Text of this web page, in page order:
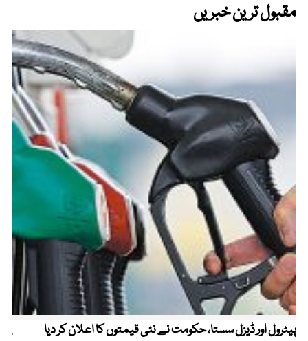
مقبول ترین خبریں
پیٹرول اور ڈیزل سستا، حکومت نے نئی قیمتوں کا اعلان کر دیا